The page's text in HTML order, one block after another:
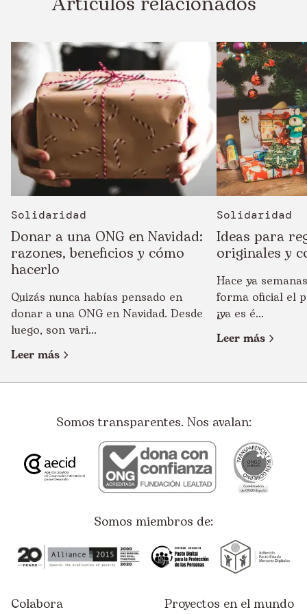
Solidaridad
Donar a una ONG en Navidad:
razones, beneficios y cómo
hacerlo
Quizás nunca habías pensado en
donar a una ONG en Navidad. Desde
luego, son vari...
Leer más
Solidaridad
Ideas para
originales y
Hace ya
forma oficial el
¡ya es é...
Leer más
Somos transparentes. Nos avalan:
Somos miembros de:
Colabora Proyectos en el mundo